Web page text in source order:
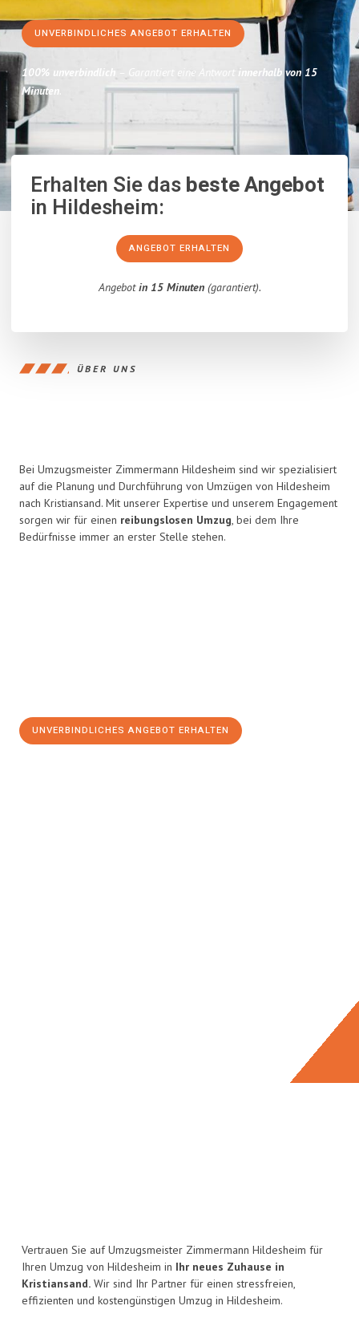
UNVERBINDLICHES ANGEBOT ERHALTEN
100% unverbindlich – Garantiert eine Antwort innerhalb von 15
Minuten.
Erhalten Sie dasbeste Angebot
in Hildesheim:
ANGEBOT ERHALTEN
Angebotin 15 Minuten(garantiert).
ÜBER UNS
Bei Umzugsmeister Zimmermann Hildesheim sind wir spezialisiert
auf die Planung und Durchführung von Umzügen von Hildesheim
nach Kristiansand. Mit unserer Expertise und unserem Engagement
sorgen wir für einen reibungslosen Umzug, bei dem Ihre
Bedürfnisse immer an erster Stelle stehen.
UNVERBINDLICHES ANGEBOT ERHALTEN
Vertrauen Sie auf Umzugsmeister Zimmermann Hildesheim für
Ihren Umzug von Hildesheim in Ihr neues Zuhause in
Kristiansand. Wir sind Ihr Partner für einen stressfreien,
effizienten und kostengünstigen Umzug in Hildesheim.